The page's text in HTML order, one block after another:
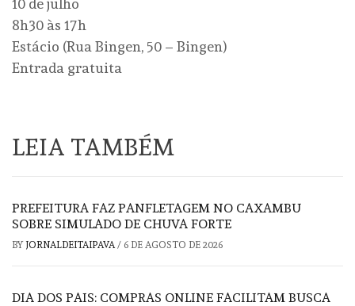
10 de julho
8h30 às 17h
Estácio (Rua Bingen, 50 – Bingen)
Entrada gratuita
LEIA TAMBÉM
PREFEITURA FAZ PANFLETAGEM NO CAXAMBU
SOBRE SIMULADO DE CHUVA FORTE
BY JORNALDEITAIPAVA/ 6 DE AGOSTO DE 2026
DIA DOS PAIS: COMPRAS ONLINE FACILITAM BUSCA